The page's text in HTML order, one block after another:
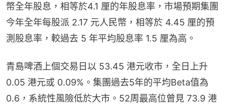
幣全年股息，相等於4.1 厘的年股息率，市場預期集團
今年全年每股派 2.17 元人民幣，相等於 4.45 厘的預
測股息率，較過去 5 年平均股息率 1.5 厘為高。
青島啤酒上個交易日以 53.45 港元收市，全日上升
0.05 港元或 0.09%。集團過去5年的平均Beta值為
0.6，系統性風險低於大市。52周最高位曾見 73.9 港